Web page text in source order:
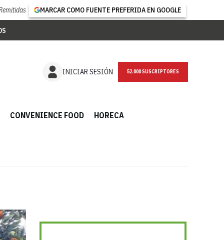
MARCAR COMO FUENTE PREFERIDA EN GOOGLE
INICIAR SESIÓN NEWSLETTER
CONVENIENCE FOOD HORECA